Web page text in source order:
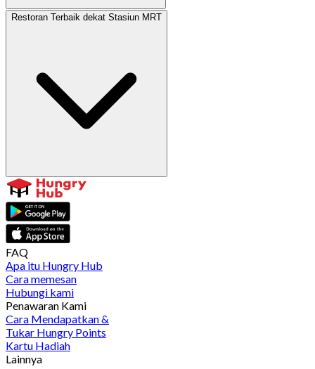
Restoran Terbaik dekat Stasiun MRT
FAQ
Apa itu Hungry Hub
Cara memesan
Hubungi kami
Penawaran Kami
Cara Mendapatkan &
Tukar Hungry Points
Kartu Hadiah
Lainnya